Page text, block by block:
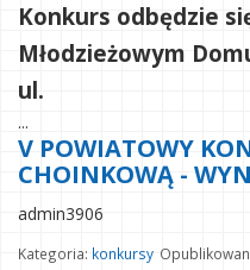
Konkurs odbędzie
Młodzieżowym
ul.
...
V POWIATOWY
CHOINKOWĄ -
admin3906
Kategoria: konkursy